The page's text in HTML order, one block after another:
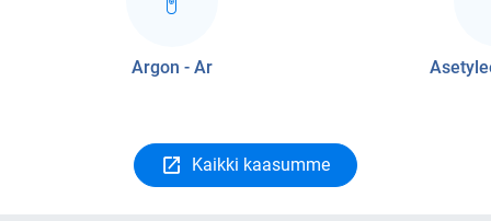
Argon - Ar
Kaikki kaasumme